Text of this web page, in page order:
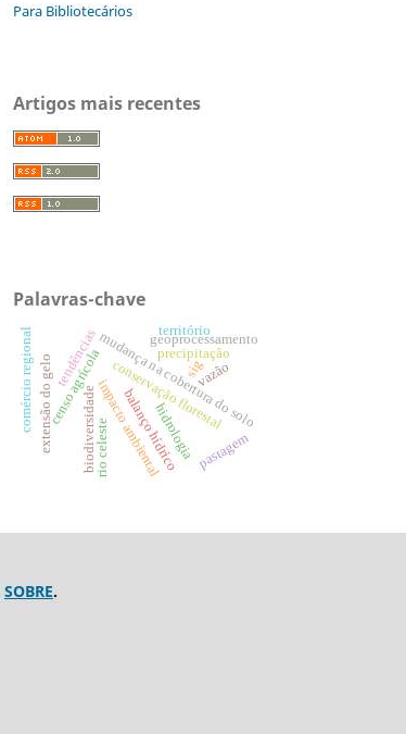
Para Bibliotecários
Artigos mais recentes
Palavras-chave
conservação florestal
impacto ambiental
censo agrícola
biodiversidademudança na cobertura do solo
rio celeste
tendências precipitação
vazão
balanço hídrico
geoprocessamento
hidrologia
extensão do gelo
território
comércio regional
pastagem
sig
SOBRE.